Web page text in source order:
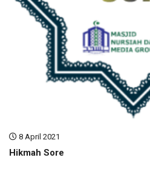
8 April 2021
Hikmah Sore